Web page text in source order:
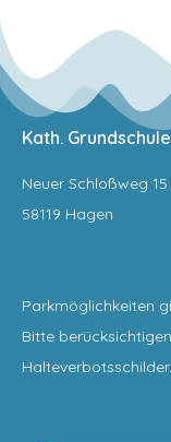
Kath.
Neuer Schloßweg 15
58119 Hagen
Parkmöglichkeiten
Bitte
Halteverbotsschilder.